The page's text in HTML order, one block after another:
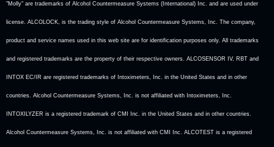
"Molly" are trademarks of Alcohol Countermeasure Systems (International) Inc. and are used under
license. ALCOLOCK, is the trading style of Alcohol Countermeasure Systems, Inc. The company,
product and service names used in this web site are for identification purposes only. All trademarks
and registered trademarks are the property of their respective owners. ALCOSENSOR IV, RBT and
INTOX EC/IR are registered trademarks of Intoximeters, Inc. in the United States and in other
countries. Alcohol Countermeasure Systems, Inc. is not affiliated with Intoximeters, Inc.
INTOXILYZER is a registered trademark of CMI Inc. in the United States and in other countries.
Alcohol Countermeasure Systems, Inc. is not affiliated with CMI Inc. ALCOTEST is a registered